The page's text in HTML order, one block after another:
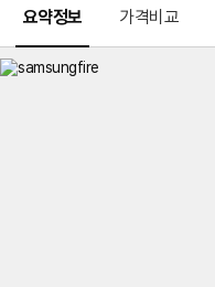
요약정보 가격비교